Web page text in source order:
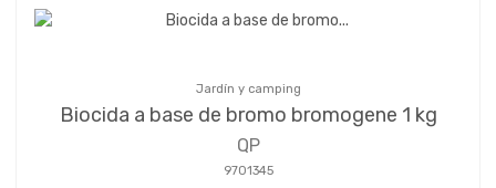
Jardín y camping
Biocida a base de bromo bromogene 1 kg
QP
9701345